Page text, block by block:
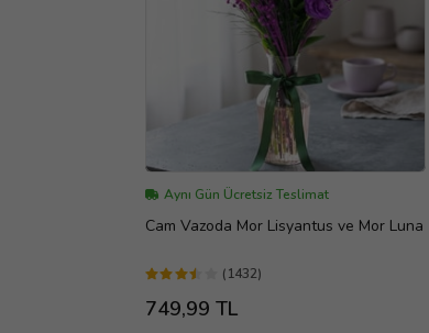
Aynı Gün Ücretsiz Teslimat
Cam Vazoda Mor Lisyantus ve Mor Luna
(1432)
749,99 TL